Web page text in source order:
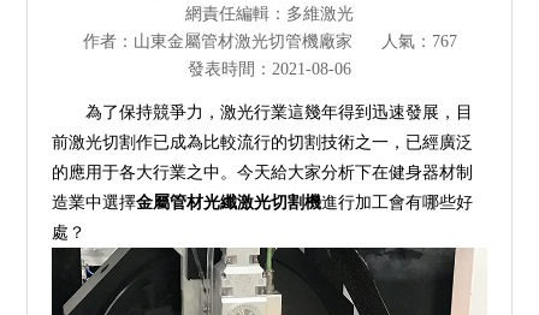
其他切割設備及配件
解決方案
多維資訊
走進多維
網責任編輯：多維激光
作者：山東金屬管材激光切管機廠家
人氣：767
發表時間：2021-08-06
為了保持競爭力，激光行業這幾年得到迅速發展，目
前激光切割作已成為比較流行的切割技術之一，已經廣泛
的應用于各大行業之中。今天給大家分析下在健身器材制
造業中選擇金屬管材光纖激光切割機進行加工會有哪些好
處？